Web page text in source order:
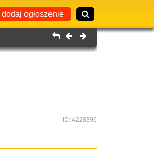
dodaj ogłoszenie
ID: 4228396